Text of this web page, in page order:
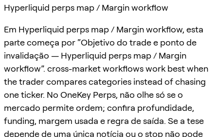
Hyperliquid perps map / Margin workflow
Em Hyperliquid perps map / Margin workflow, esta
parte começa por “Objetivo do trade e ponto de
invalidação — Hyperliquid perps map / Margin
workflow”. cross-market workflows work best when
the trader compares categories instead of chasing
one ticker. No OneKey Perps, não olhe só se o
mercado permite ordem; confira profundidade,
funding, margem usada e regra de saída. Se a tese
depende de uma única notícia ou o stop não pode